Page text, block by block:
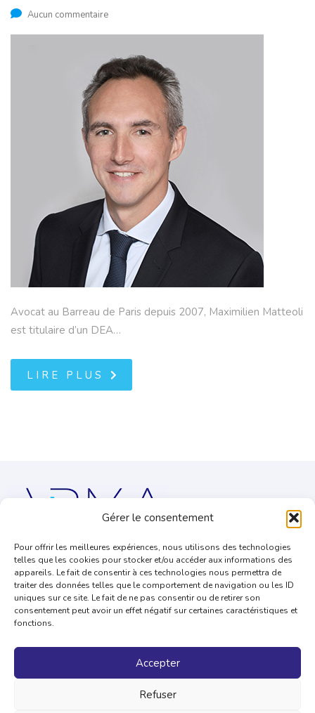
Gérer le consentement
Pour offrir les meilleures expériences, nous utilisons des technologies
telles que les cookies pour stocker et/ou accéder aux informations des
appareils. Le fait de consentir à ces technologies nous permettra de
traiter des données telles que le comportement de navigation ou les ID
uniques sur ce site. Le fait de ne pas consentir ou de retirer son
consentement peut avoir un effet négatif sur certaines caractéristiques et
fonctions.
Accepter
Refuser
Aucun commentaire
Avocat au Barreau de Paris depuis 2007, Maximilien Matteoli
est titulaire d’un DEA…
LIRE PLUS
Des avocats dédiés à la défense des professions à fortes
contraintes réglementaires.
CONTACT
Mail :contact@arma.legal